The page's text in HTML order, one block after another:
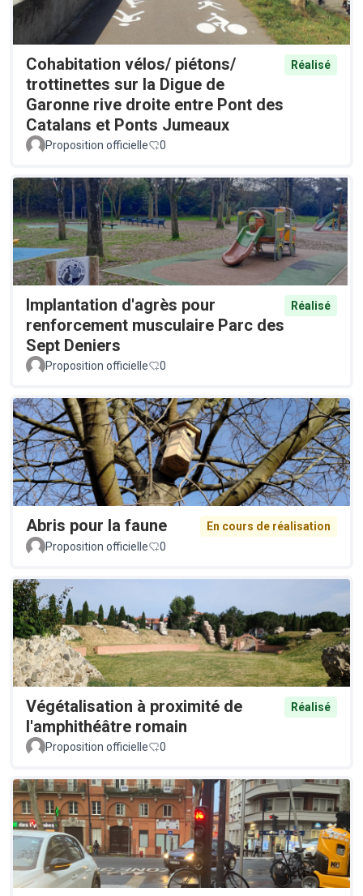
Cohabitation vélos/ piétons/
trottinettes sur la Digue de
Garonne rive droite entre Pont des
Catalans et Ponts Jumeaux
Réalisé
Proposition officielle 0
Implantation d'agrès pour
renforcement musculaire Parc des
Sept Deniers
Réalisé
Proposition officielle 0
Abris pour la faune
En cours de réalisation
Proposition officielle
0
Végétalisation à proximité de
l'amphithéâtre romain
Réalisé
Proposition officielle 0